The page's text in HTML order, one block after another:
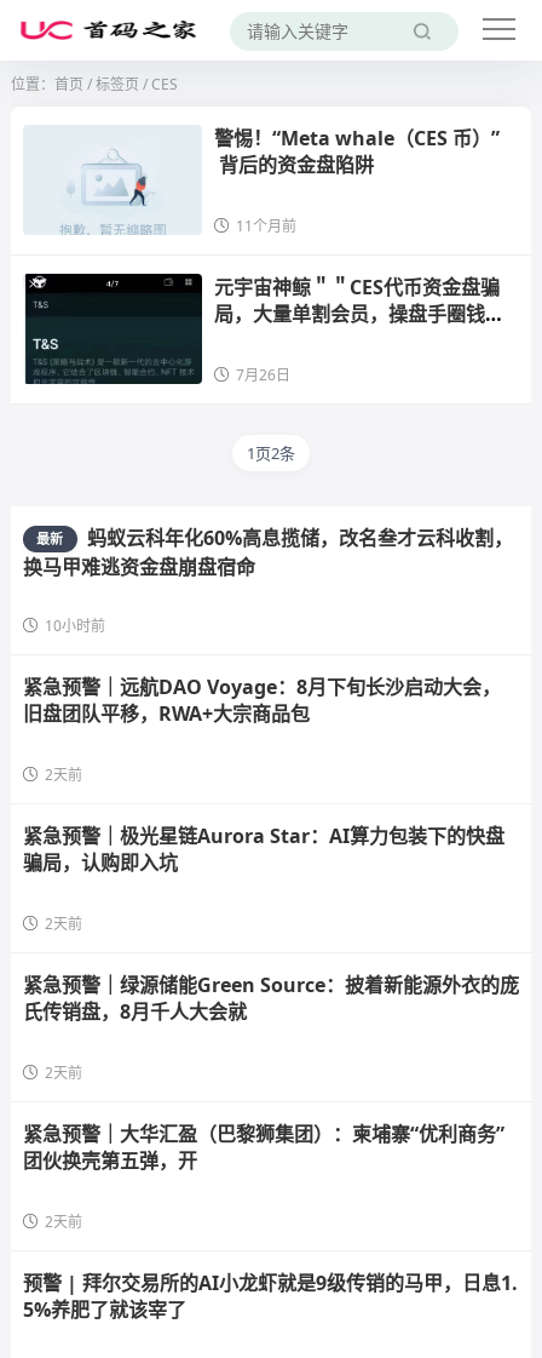
位置： 首页 /标签页 / CES
警惕！“Meta whale（CES 币）”
背后的资金盘陷阱
11个月前
元宇宙神鲸＂＂CES代币资金盘骗
局，大量单割会员，操盘手圈钱过
7月26日
1页2条
最新
蚂蚁云科年化60%高息揽储，改名叁才云科收割，
换马甲难逃资金盘崩盘宿命
10小时前
紧急预警｜远航DAO Voyage：8月下旬长沙启动大会，
旧盘团队平移，RWA+大宗商品包
2天前
紧急预警｜极光星链Aurora Star：AI算力包装下的快盘
骗局，认购即入坑
2天前
紧急预警｜绿源储能Green Source：披着新能源外衣的庞
氏传销盘，8月千人大会就
2天前
紧急预警｜大华汇盈（巴黎狮集团）：柬埔寨“优利商务”
团伙换壳第五弹，开
2天前
预警 | 拜尔交易所的AI小龙虾就是9级传销的马甲，日息1.
5%养肥了就该宰了